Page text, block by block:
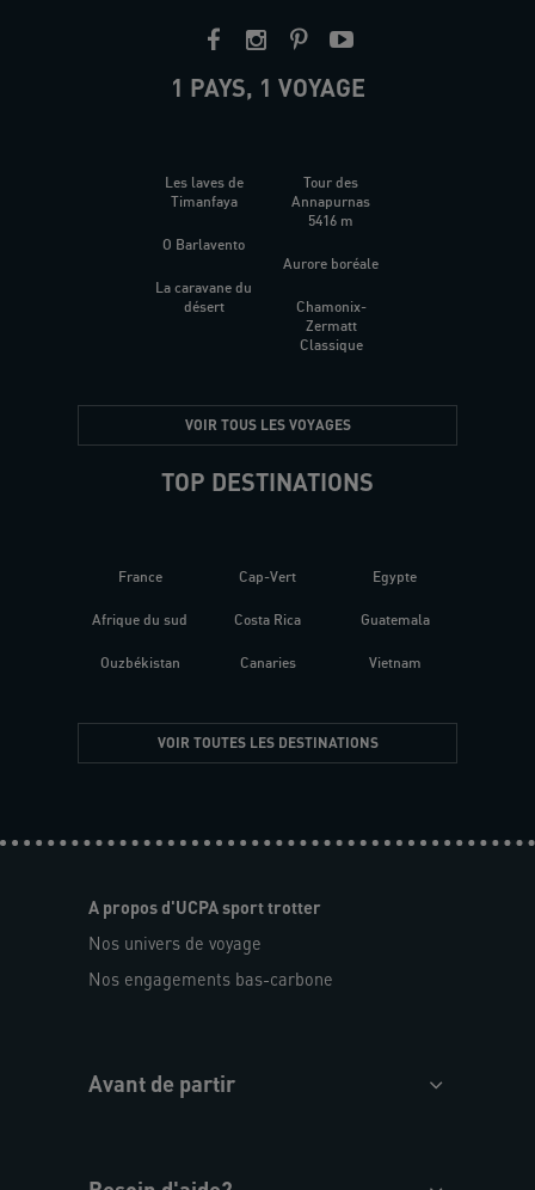
1 PAYS, 1 VOYAGE
Les laves de
Timanfaya
O Barlavento
La caravane du
désert
Tour des
Annapurnas
5416 m
Aurore boréale
Chamonix-
Zermatt
Classique
VOIR TOUS LES VOYAGES
TOP DESTINATIONS
France
Afrique du sud
Ouzbékistan
Cap-Vert
Costa Rica
Canaries
Egypte
Guatemala
Vietnam
VOIR TOUTES LES DESTINATIONS
A propos d'UCPA sport trotter
Nos univers de voyage
Nos engagements bas-carbone
Avant de partir